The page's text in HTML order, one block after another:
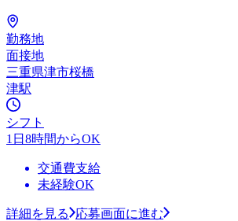
勤務地
面接地
三重県津市桜橋
津駅
シフト
1日8時間からOK
交通費支給
未経験OK
詳細を見る
応募画面に進む